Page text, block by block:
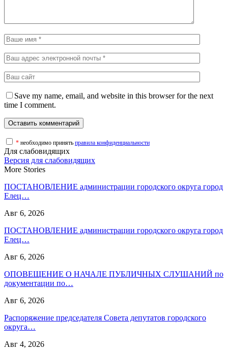
Save my name, email, and website in this browser for the next
time I comment.
* необходимо принять правила конфиденциальности
Для слабовидящих
Версия для слабовидящих
More Stories
ПОСТАНОВЛЕНИЕ администрации городского округа город
Елец…
Авг 6, 2026
ПОСТАНОВЛЕНИЕ администрации городского округа город
Елец…
Авг 6, 2026
ОПОВЕЩЕНИЕ О НАЧАЛЕ ПУБЛИЧНЫХ СЛУШАНИЙ по
документации по…
Авг 6, 2026
Распоряжение председателя Совета депутатов городского
округа…
Авг 4, 2026